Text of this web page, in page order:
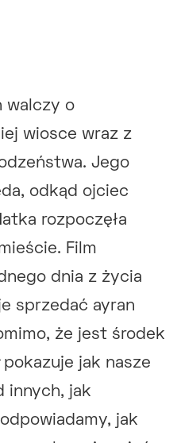
walczy o
wiosce wraz z
Jego
odkąd ojciec
rozpoczęła
Film
dnia z życia
sprzedać ayran
że jest środek
pokazuje jak nasze
innych, jak
jak